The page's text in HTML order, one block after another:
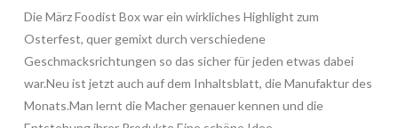
Die März Foodist Box war ein wirkliches Highlight zum
Osterfest, quer gemixt durch verschiedene
Geschmacksrichtungen so das sicher für jeden etwas dabei
war.Neu ist jetzt auch auf dem Inhaltsblatt, die Manufaktur des
Monats.Man lernt die Macher genauer kennen und die